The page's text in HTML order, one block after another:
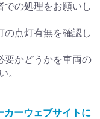
での処理をお願いし
の点灯有無を確認し
要かどうかを車両の
。
カーウェブサイトに